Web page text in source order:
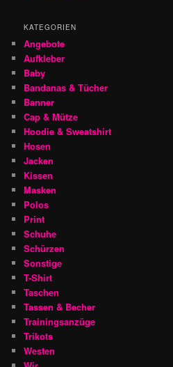
KATEGORIEN
Angebote
Aufkleber
Baby
Bandanas & Tücher
Banner
Cap & Mütze
Hoodie & Sweatshirt
Hosen
Jacken
Kissen
Masken
Polos
Print
Schuhe
Schürzen
Sonstige
T-Shirt
Taschen
Tassen & Becher
Trainingsanzüge
Trikots
Westen